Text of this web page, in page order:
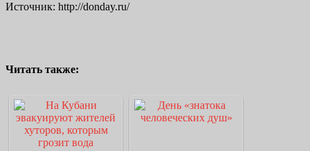
Источник: http://donday.ru/
Читать также: